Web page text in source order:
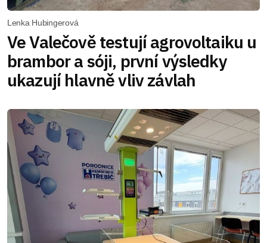
Lenka Hubingerová
Ve Valečově testují agrovoltaiku u
brambor a sóji, první výsledky
ukazují hlavně vliv závlah